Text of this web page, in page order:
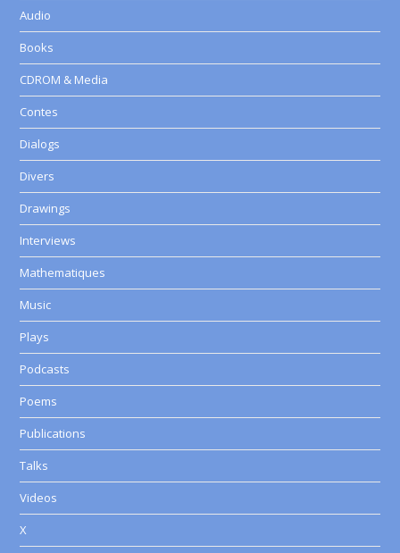
Audio
Books
CDROM & Media
Contes
Dialogs
Divers
Drawings
Interviews
Mathematiques
Music
Plays
Podcasts
Poems
Publications
Talks
Videos
X